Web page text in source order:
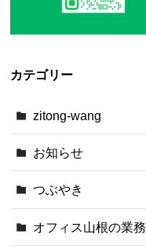
カテゴリー
zitong-wang
お知らせ
つぶやき
オフィス山根の業務